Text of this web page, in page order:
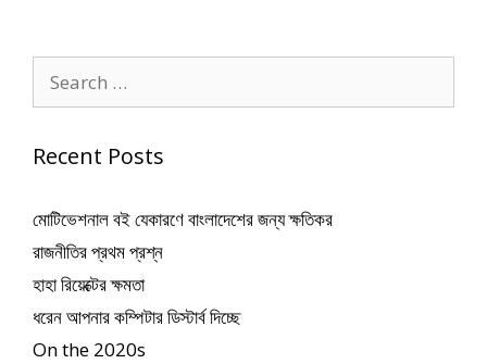
for:
Recent Posts
মোটিভেশনাল বই যেকারণে বাংলাদেশের জন্য ক্ষতিকর
রাজনীতির প্রথম প্রশ্ন
হাহা রিয়েক্টের ক্ষমতা
ধরেন আপনার কম্পিটার ডিস্টার্ব দিচ্ছে
On the 2020s